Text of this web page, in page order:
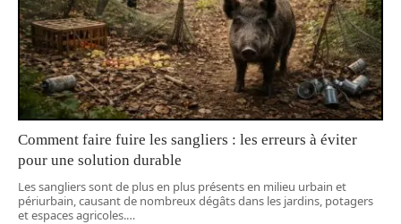
Comment faire fuire les sangliers : les erreurs à éviter
pour une solution durable
Les sangliers sont de plus en plus présents en milieu urbain et
périurbain, causant de nombreux dégâts dans les jardins, potagers
et espaces agricoles.…